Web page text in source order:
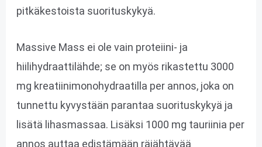
pitkäkestoista suorituskykyä.
Massive Mass ei ole vain proteiini- ja
hiilihydraattilähde; se on myös rikastettu 3000
mg kreatiinimonohydraatilla per annos, joka on
tunnettu kyvystään parantaa suorituskykyä ja
lisätä lihasmassaa. Lisäksi 1000 mg tauriinia per
annos auttaa edistämään räjähtävää